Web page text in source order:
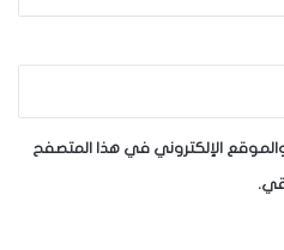
الإلكتروني في هذا المتصفح